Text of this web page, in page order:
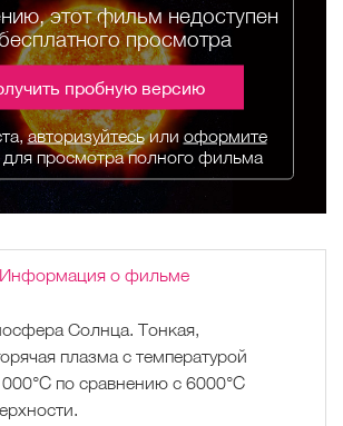
этот фильм недоступен
просмотра
пробную версию
авторизуйтесьили оформите
просмотра полного фильма
Информация о фильме
Солнца. Тонкая,
плазма с температурой
по сравнению с 6000°C